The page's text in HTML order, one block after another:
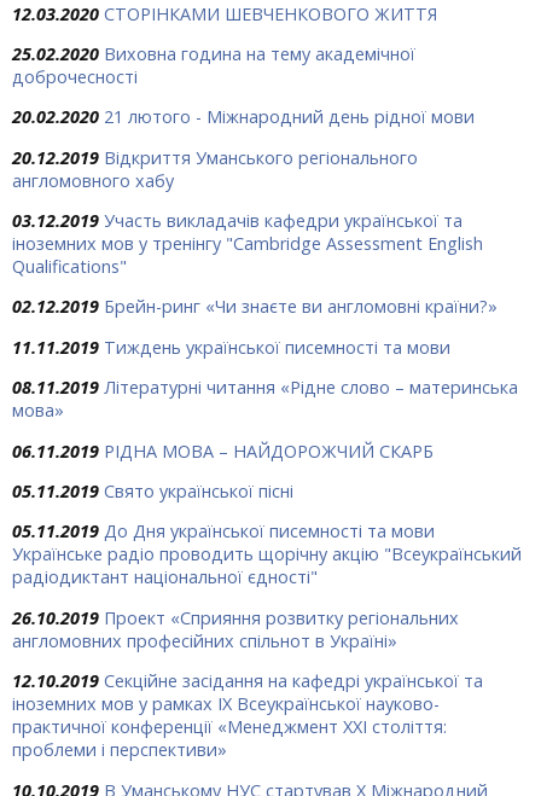
12.03.2020 СТОРІНКАМИ ШЕВЧЕНКОВОГО ЖИТТЯ
25.02.2020 Виховна година на тему академічної
доброчесності
20.02.2020 21 лютого - Міжнародний день рідної мови
20.12.2019 Відкриття Уманського регіонального
англомовного хабу
03.12.2019 Участь викладачів кафедри української та
іноземних мов у тренінгу "Cambridge Assessment English
Qualifications"
02.12.2019 Брейн-ринг «Чи знаєте ви англомовні країни?»
11.11.2019 Тиждень української писемності та мови
08.11.2019 Літературні читання «Рідне слово – материнська
мова»
06.11.2019 РІДНА МОВА – НАЙДОРОЖЧИЙ СКАРБ
05.11.2019 Свято української пісні
05.11.2019 До Дня української писемності та мови
Українське радіо проводить щорічну акцію "Всеукраїнський
радіодиктант національної єдності"
26.10.2019 Проект «Сприяння розвитку регіональних
англомовних професійних спільнот в Україні»
12.10.2019 Секційне засідання на кафедрі української та
іноземних мов у рамках ІХ Всеукраїнської науково-
практичної конференції «Менеджмент ХХІ століття:
проблеми і перспективи»
10.10.2019 В Уманському НУС стартував Х Міжнародний